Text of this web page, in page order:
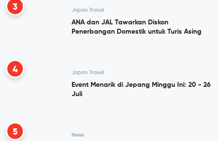
3 Japan Travel
ANA dan JAL Tawarkan Diskon
Penerbangan Domestik untuk Turis Asing
4 Japan Travel
Event Menarik di Jepang Minggu Ini: 20 - 26
Juli
5 News